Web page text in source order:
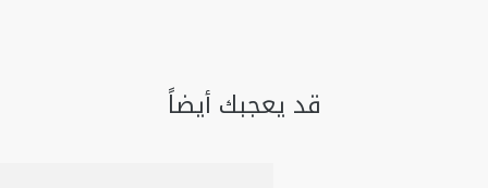
قد يعجبك أيضاً